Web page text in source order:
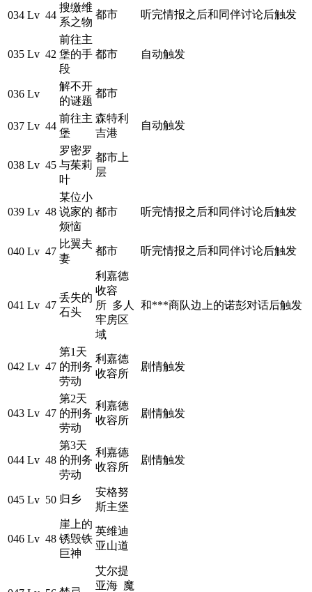
034 Lv 44
搜缴维
系之物
都市 听完情报之后和同伴讨论后触发
035 Lv 42
前往主
堡的手
段
都市 自动触发
036 Lv
解不开
的谜题
都市
037 Lv 44
前往主
堡
森特利
吉港
自动触发
038 Lv 45
罗密罗
与茱莉
叶
都市上
层
039 Lv 48
某位小
说家的
烦恼
都市 听完情报之后和同伴讨论后触发
040 Lv 47
比翼夫
妻
都市 听完情报之后和同伴讨论后触发
041 Lv 47
丢失的
石头
利嘉德
收容
所 多人
牢房区
域
和***商队边上的诺彭对话后触发
042 Lv 47
第1天
的刑务
劳动
利嘉德
收容所
剧情触发
043 Lv 47
第2天
的刑务
劳动
利嘉德
收容所
剧情触发
044 Lv 48
第3天
的刑务
劳动
利嘉德
收容所
剧情触发
045 Lv 50 归乡
安格努
斯主堡
046 Lv 48
崖上的
锈毁铁
巨神
英维迪
亚山道
艾尔提
亚海 魔